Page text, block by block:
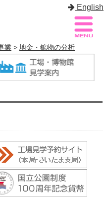
English
サイトマップ
業 > 地金・鉱物の分析